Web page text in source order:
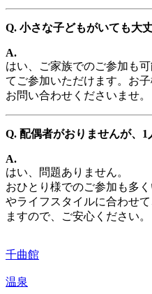
Q. 小さな子どもがいても大
A.
はい、ご家族でのご参加も
てご参加いただけます。お
お問い合わせくださいませ。
Q. 配偶者がおりませんが、
A.
はい、問題ありません。
おひとり様でのご参加も多
やライフスタイルに合わせ
ますので、ご安心ください。
千曲館
温泉